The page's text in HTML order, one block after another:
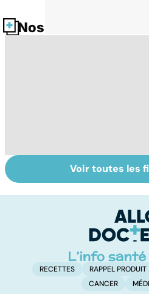
Nos fiches santé
Tout savoir sur
les infections
Voir toutes les
RECETTES RAPPEL PRODUIT
CANCER